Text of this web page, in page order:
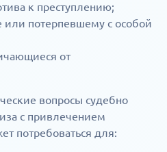
к преступлению;
или потерпевшему с особой
от
вопросы судебно
с привлечением
потребоваться для: